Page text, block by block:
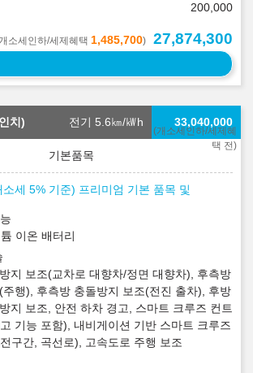
200,000
소세인하/세제혜택 1,485,700) 27,874,300
치) 전기 5.6㎞/㎾h
(개소세인하/세제혜
택 전)
33,040,000
세 5% 기준) 프리미엄 기본 품목 및
이온 배터리
지 보조(교차로 대향차/정면 대향차), 후측방
주행), 후측방 충돌방지 보조(전진 출차), 후방
지 보조, 안전 하차 경고, 스마트 크루즈 컨트
기능 포함), 내비게이션 기반 스마트 크루즈
구간, 곡선로), 고속도로 주행 보조